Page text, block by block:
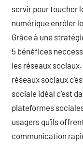
servir pour toucher
numérique enrôler
Grâce à une
5 bénéfices
les réseaux
réseaux sociaux
sociale idéal c’est
plateformes
usagers qu’ils
communication